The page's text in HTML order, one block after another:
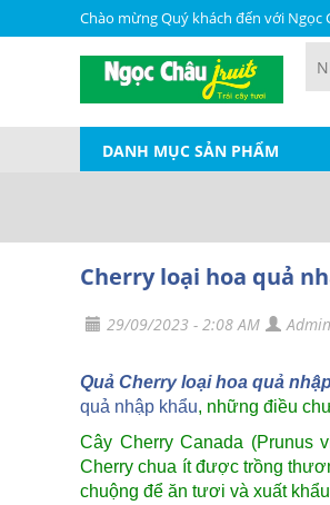
Chào mừng Quý khách đến với Ngọc
DANH MỤC SẢN PHẨM
Cherry loại hoa quả
29/09/2023 - 2:08 AM Admin
Quả Cherry loại hoa quả
quả nhập khẩu, những điều
Cây Cherry Canada (Prunus
Cherry chua ít được trồng
chuộng để ăn tươi và xuất